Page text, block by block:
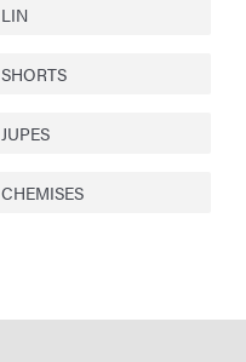
LIN
SHORTS
JUPES
CHEMISES